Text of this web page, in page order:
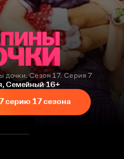
дочки. Сезон 17. Серия 7
Семейный 16+
серию 17 сезона